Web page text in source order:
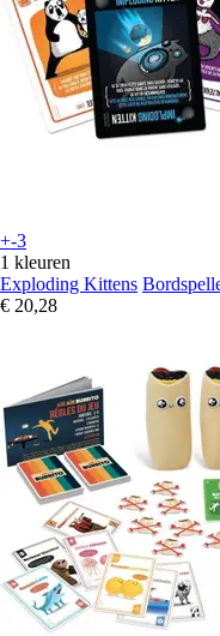
+-3
1 kleuren
Exploding Kittens
€ 20,28